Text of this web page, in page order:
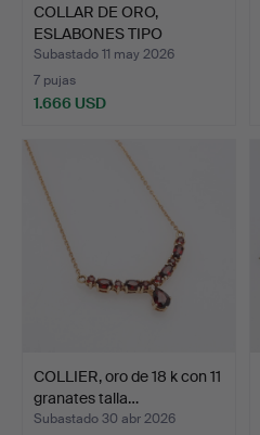
COLLAR DE ORO,
ESLABONES TIPO
PANSAR GRADU…
Subastado 11 may 2026
7 pujas
1.666 USD
COLLIER, oro de 18 k con 11
granates talla…
Subastado 30 abr 2026